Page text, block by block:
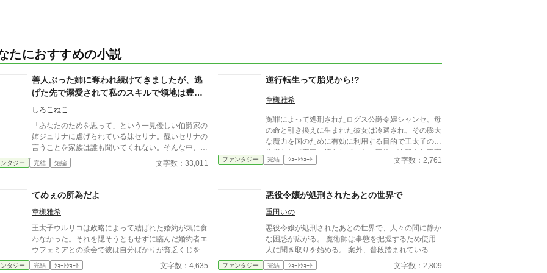
たにおすすめの小説
善人ぶった姉に奪われ続けてきましたが、逃
げた先で溺愛されて私のスキルで領地は豊作
です
しろこねこ
「あなたのためを思って」という一見優しい伯爵家の
姉ジュリナに虐げられている妹セリナ。醜いセリナの
言うことを家族は誰も聞いてくれない。そんな中、唯
一差別しない家庭教師に貴族子女にははしたないとさ
れる魔法を教わるが、親切ぶってセリナを孤立させる
をともに家を出て南の辺境を目指す。
タジー 完結 短編 文字数：33,011
逆行転生って胎児から!?
章槻雅希
冤罪によって処刑されたログス公爵令嬢シャンセ。母
の命と引き換えに生まれた彼女は冷遇され、その膨大
な魔力を国のために有効に利用する目的で王太子の婚
約者として王家に縛られていた。家族に冷遇され王家
に酷使された彼女は言われるままに動くマリオネット
た。 そう、胎児にまで。 別の連載ものを書いてる最
中にふと思いついて書いた１時間クオリティ。 長編
予定にしていたけど、プロローグ的な部分を書いてい
るつもりで、これだけでも短編として成り立つかな
と、一先ずショートショートで投稿。長編化するな
ら、後半の国王・王妃とのあれこれは無くなる予定。
ファンタジー 完結 ｼｮｰﾄｼｮｰﾄ 文字数：2,761
てめぇの所為だよ
章槻雅希
王太子ウルリコは政略によって結ばれた婚約が気に食
わなかった。それを隠そうともせずに臨んだ婚約者エ
ウフェミアとの茶会で彼は自分ばかりが貧乏くじを引
いたと彼女を責める。しかし、見事に返り討ちに遭う
タジー 完結 ｼｮｰﾄｼｮｰﾄ 文字数：4,635
悪役令嬢が処刑されたあとの世界で
重田いの
悪役令嬢が処刑されたあとの世界で、人々の間に静か
な困惑が広がる。 魔術師は事態を把握するため使用
人に聞き取りを始める。 案外、普段踏まれている側
の人々の方が真実を理解しているものである。
ファンタジー 完結 ｼｮｰﾄｼｮｰﾄ 文字数：2,809